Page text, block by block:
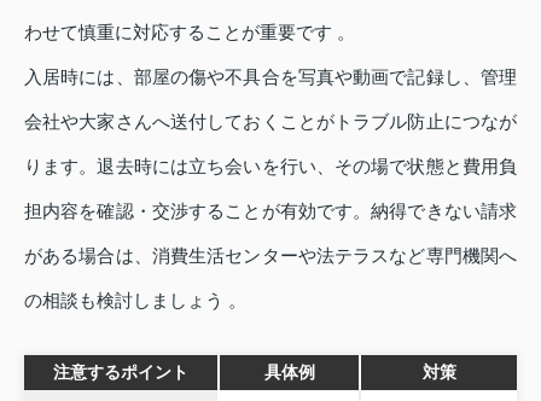
わせて慎重に対応することが重要です 。
入居時には、部屋の傷や不具合を写真や動画で記録し、管理
会社や大家さんへ送付しておくことがトラブル防止につなが
ります。退去時には立ち会いを行い、その場で状態と費用負
担内容を確認・交渉することが有効です。納得できない請求
がある場合は、消費生活センターや法テラスなど専門機関へ
の相談も検討しましょう 。
注意するポイント 具体例 対策